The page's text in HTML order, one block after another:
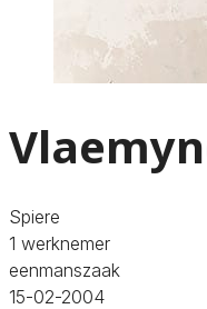
Spiere
1 werknemer
eenmanszaak
15-02-2004